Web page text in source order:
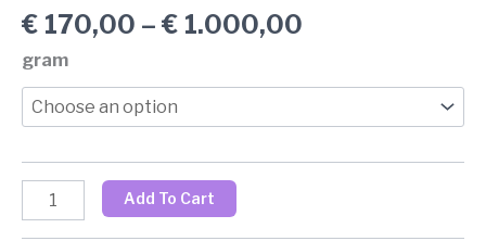
€ 170,00 – € 1.000,00
gram
Add To Cart